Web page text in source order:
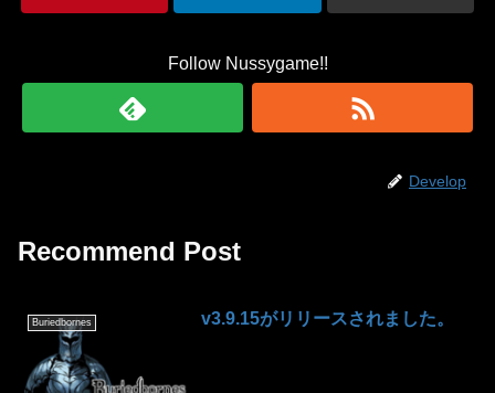
Follow Nussygame!!
Develop
Recommend Post
Buriedbornes v3.9.15がリリースされました。